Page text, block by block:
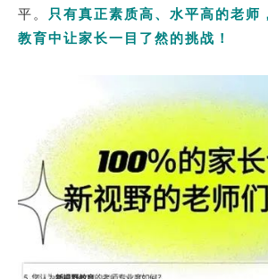
平。 只有真正素质高、水平高的老师
教育中让家长一目了然的挑战！